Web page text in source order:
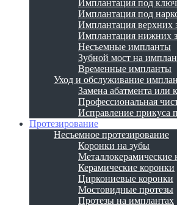
Имплантация под ключ
Имплантация под
Имплантация верхних
Имплантация нижних
Несъемные импланты
Зубной мост на
Временные импланты
Уход и обслуживание
Замена абатмента или
Профессиональная
Исправление прикуса
Протезирование
Несъемное протезирование
Коронки на зубы
Металлокерамические
Керамические коронки
Циркониевые коронки
Мостовидные протезы
Протезы на имплантах